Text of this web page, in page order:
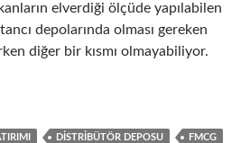
elverdiği ölçüde yapılabilen
depolarında olması gereken
diğer bir kısmı olmayabiliyor.
FMCG ) toptancılığı yapılan depoda
DISTRIBÜTÖR DEPOSU FMCG